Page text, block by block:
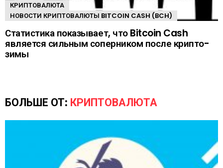
КРИПТОВАЛЮТА
НОВОСТИ КРИПТОВАЛЮТЫ BITCOIN CASH (BCH)
Статистика показывает, что Bitcoin Cash
является сильным соперником после крипто-
зимы
БОЛЬШЕ ОТ: КРИПТОВАЛЮТА